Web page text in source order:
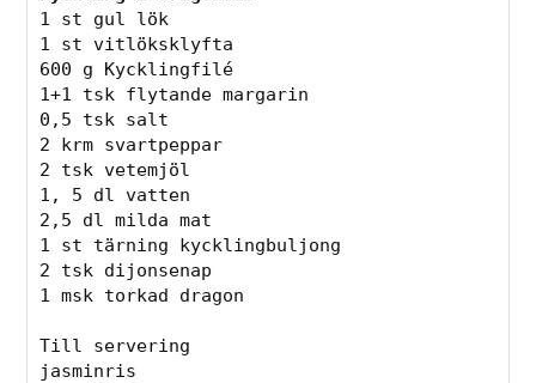
1 st gul lök
1 st vitlöksklyfta
600 g Kycklingfilé
1+1 tsk flytande margarin
0,5 tsk salt
2 krm svartpeppar
2 tsk vetemjöl
1, 5 dl vatten
2,5 dl milda mat
1 st tärning kycklingbuljong
2 tsk dijonsenap
1 msk torkad dragon
Till servering
jasminris